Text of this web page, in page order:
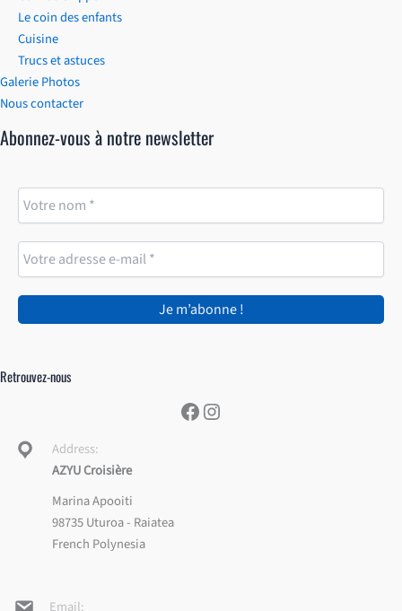
Le coin des enfants
Cuisine
Trucs et astuces
Galerie Photos
Nous contacter
Abonnez-vous à notre newsletter
Retrouvez-nous
Facebook
Instagram
Address:
AZYU Croisière
Marina Apooiti
98735 Uturoa - Raiatea
French Polynesia
Email: